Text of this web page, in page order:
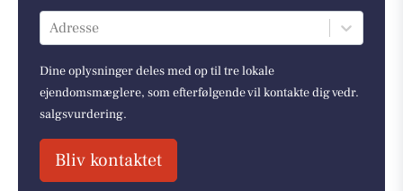
Adresse
Dine oplysninger deles med op til tre lokale
ejendomsmæglere, som efterfølgende vil kontakte dig vedr.
salgsvurdering.
Bliv kontaktet